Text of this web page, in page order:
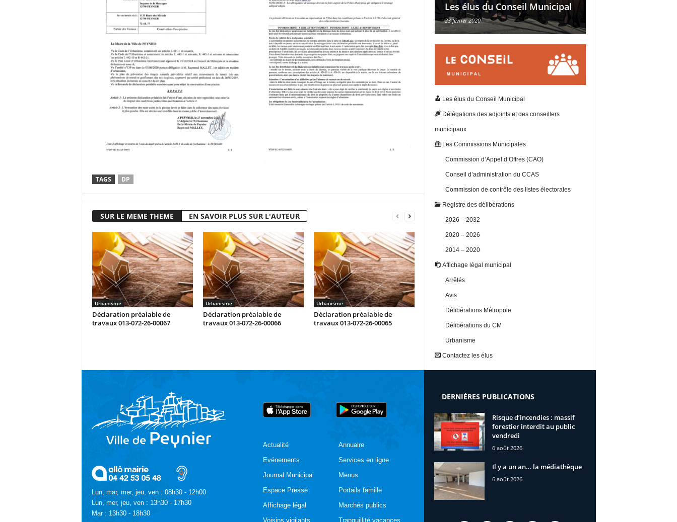
TAGS DP
SUR LE MEME THEME EN SAVOIR PLUS SUR L'AUTEUR
Urbanisme
Déclaration préalable de
travaux 013-072-26-00067
Urbanisme
Déclaration préalable de
travaux 013-072-26-00066
Urbanisme
Déclaration préalable de
travaux 013-072-26-00065
Les élus du Conseil Municipal
23 février 2020
Les élus du Conseil Municipal
Délégations des adjoints et des conseillers
municipaux
Les Commissions Municipales
Commission d’Appel d’Offres (CAO)
Conseil d’administration du CCAS
Commission de contrôle des listes électorales
Registre des délibérations
2026 – 2032
2020 – 2026
2014 – 2020
Affichage légal municipal
Arrêtés
Avis
Délibérations Métropole
Délibérations du CM
Urbanisme
Contactez les élus
Lun, mar, mer, jeu, ven : 08h30 - 12h00
Lun, mer, jeu, ven : 13h30 - 17h30
Mar : 13h30 - 18h30
Actualité
Evénements
Journal Municipal
Espace Presse
Affichage légal
Voisins vigilants
Annuaire
Services en ligne
Menus
Portails famille
Marchés publics
Tranquillité vacances
DERNIÈRES PUBLICATIONS
Risque d’incendies : massif
forestier interdit au public
vendredi
6 août 2026
Il y a un an… la médiathèque
6 août 2026